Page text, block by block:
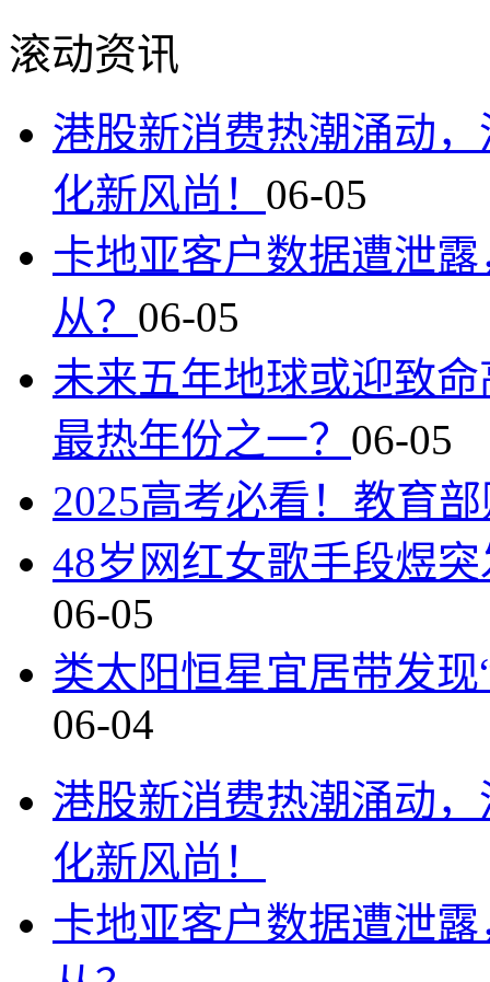
滚动资讯
港股新消费热潮涌动
化新风尚！ 06-05
卡地亚客户数据遭泄
从？ 06-05
未来五年地球或迎致
最热年份之一？ 06-05
2025高考必看！教育
48岁网红女歌手段煜
06-05
类太阳恒星宜居带发
06-04
港股新消费热潮涌动
化新风尚！
卡地亚客户数据遭泄